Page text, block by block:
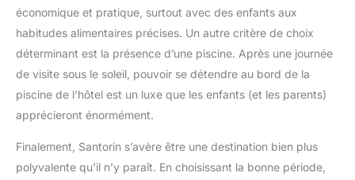
économique et pratique, surtout avec des enfants aux
habitudes alimentaires précises. Un autre critère de choix
déterminant est la présence d’une piscine. Après une journée
de visite sous le soleil, pouvoir se détendre au bord de la
piscine de l’hôtel est un luxe que les enfants (et les parents)
apprécieront énormément.
Finalement, Santorin s’avère être une destination bien plus
polyvalente qu’il n’y paraît. En choisissant la bonne période,